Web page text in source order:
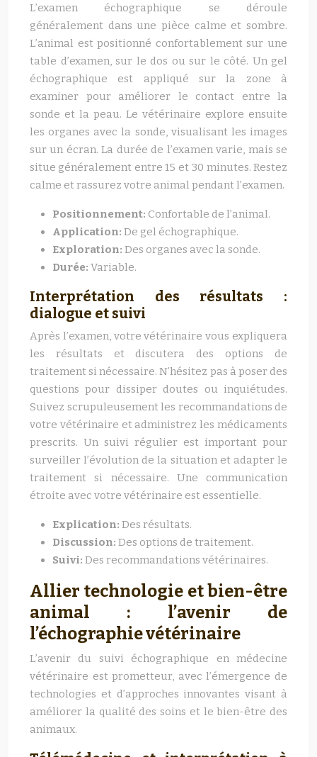
L’examen échographique se déroule
généralement dans une pièce calme et sombre.
L’animal est positionné confortablement sur une
table d’examen, sur le dos ou sur le côté. Un gel
échographique est appliqué sur la zone à
examiner pour améliorer le contact entre la
sonde et la peau. Le vétérinaire explore ensuite
les organes avec la sonde, visualisant les images
sur un écran. La durée de l’examen varie, mais se
situe généralement entre 15 et 30 minutes. Restez
calme et rassurez votre animal pendant l’examen.
Positionnement: Confortable de l’animal.
Application: De gel échographique.
Exploration: Des organes avec la sonde.
Durée: Variable.
Interprétation des résultats :
dialogue et suivi
Après l’examen, votre vétérinaire vous expliquera
les résultats et discutera des options de
traitement si nécessaire. N’hésitez pas à poser des
questions pour dissiper doutes ou inquiétudes.
Suivez scrupuleusement les recommandations de
votre vétérinaire et administrez les médicaments
prescrits. Un suivi régulier est important pour
surveiller l’évolution de la situation et adapter le
traitement si nécessaire. Une communication
étroite avec votre vétérinaire est essentielle.
Explication: Des résultats.
Discussion: Des options de traitement.
Suivi: Des recommandations vétérinaires.
Allier technologie et bien-être
animal : l’avenir de
l’échographie vétérinaire
L’avenir du suivi échographique en médecine
vétérinaire est prometteur, avec l’émergence de
technologies et d’approches innovantes visant à
améliorer la qualité des soins et le bien-être des
animaux.